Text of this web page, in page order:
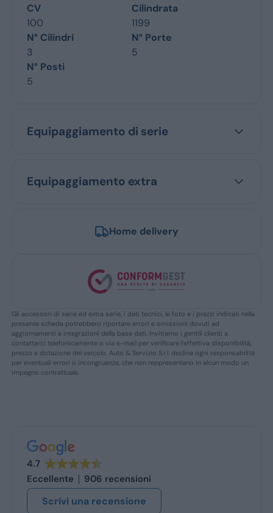
CV
100
Cilindrata
1199
N° Cilindri
3
N° Porte
5
N° Posti
5
Equipaggiamento di serie
Equipaggiamento extra
Home delivery
Gli accessori di serie ed extra serie, i dati tecnici, le foto e i prezzi indicati nella
presente scheda potrebbero riportare errori e omissioni dovuti ad
aggiornamenti e integrazioni della base dati. Invitiamo i gentili clienti a
contattarci telefonicamente o via e-mail per verificare l’effettiva disponibilità,
prezzo e dotazione del veicolo. Auto & Servizio S.r.l. declina ogni responsabilità
per eventuali errori o incongruenze, che non reppresentano in alcun modo un
impegno contrattuale.
4.7
Eccellente
906 recensioni
Scrivi una recensione